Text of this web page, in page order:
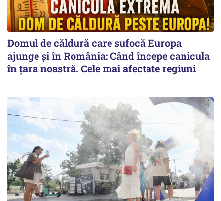
Domul de căldură care sufocă Europa
ajunge și în România: Când începe canicula
în țara noastră. Cele mai afectate regiuni